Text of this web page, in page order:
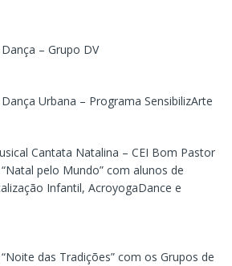
– Grupo DV
Urbana – Programa SensibilizArte
Cantata Natalina – CEI Bom Pastor
pelo Mundo” com alunos de
Infantil, AcroyogaDance e
das Tradições” com os Grupos de